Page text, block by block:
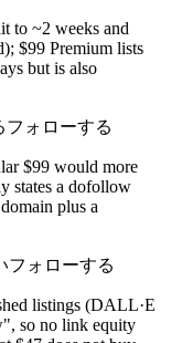
to ~2 weeks and
$99 Premium lists
but is also
フォローする
$99 would more
states a dofollow
plus a
フォローする
listings (DALL·E
so no link equity